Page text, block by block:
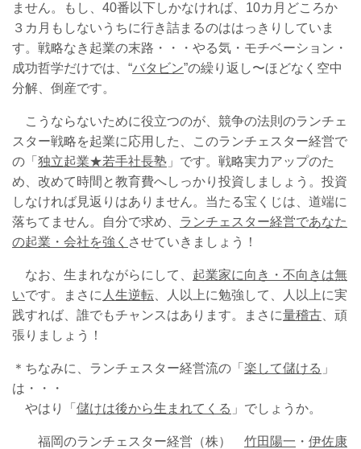
ません。もし、40番以下しかなければ、10カ月どころか
３カ月もしないうちに行き詰まるのははっきりしていま
す。戦略なき起業の末路・・・やる気・モチベーション・
成功哲学だけでは、“バタビン”の繰り返し〜ほどなく空中
分解、倒産です。
こうならないために役立つのが、競争の法則のランチェ
スター戦略を起業に応用した、このランチェスター経営で
の「 独立起業★若手社長塾 」です。戦略実力アップのた
め、改めて時間と教育費へしっかり投資しましょう。投資
しなければ見返りはありません。当たる宝くじは、道端に
落ちてません。自分で求め、 ランチェスター経営であなた
の起業・会社を強く させていきましょう！
なお、生まれながらにして、 起業家に向き・不向きは無
いです。まさに 人生逆転 、人以上に勉強して、人以上に実
践すれば、誰でもチャンスはあります。まさに量稽古 、頑
張りましょう！
＊ちなみに、ランチェスター経営流の「 楽して儲ける 」
は・・・
やはり「 儲けは後から生まれてくる 」でしょうか。
福岡のランチェスター経営（株） 竹田陽一 ・ 伊佐康